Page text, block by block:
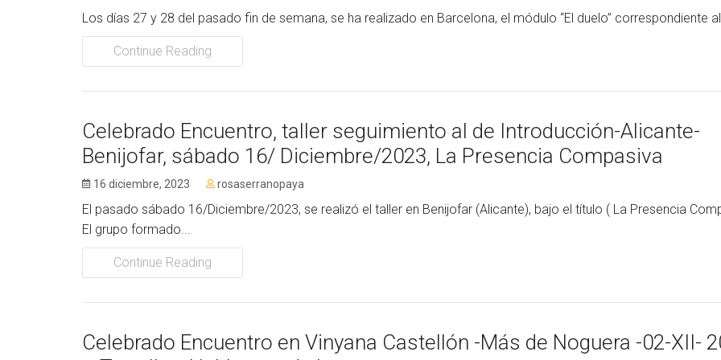
Los días 27 y 28 del pasado fin de semana, se ha realizado en Barcelona, el módulo “El duelo” correspondiente
Continue Reading
Celebrado Encuentro, taller seguimiento al de Introducción-Alicante-
Benijofar, sábado 16/ Diciembre/2023, La Presencia Compasiva
16 diciembre, 2023 rosaserranopaya
El pasado sábado 16/Diciembre/2023, se realizó el taller en Benijofar (Alicante), bajo el título ( La Presencia
El grupo formado...
Continue Reading
Celebrado Encuentro en Vinyana Castellón -Más de Noguera -02-XII-